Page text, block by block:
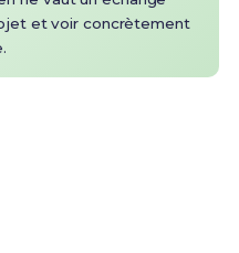
et voir concrètement